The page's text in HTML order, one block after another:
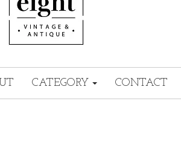
CATEGORY CONTACT